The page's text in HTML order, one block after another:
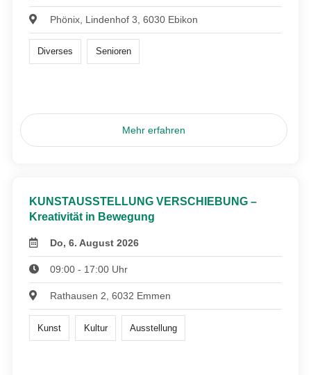
Phönix, Lindenhof 3, 6030 Ebikon
Diverses Senioren
Mehr erfahren
KUNSTAUSSTELLUNG VERSCHIEBUNG –
Kreativität in Bewegung
Do, 6. August 2026
09:00 - 17:00 Uhr
Rathausen 2, 6032 Emmen
Kunst Kultur Ausstellung